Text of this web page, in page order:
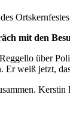
mit den
über
weiß jetzt,